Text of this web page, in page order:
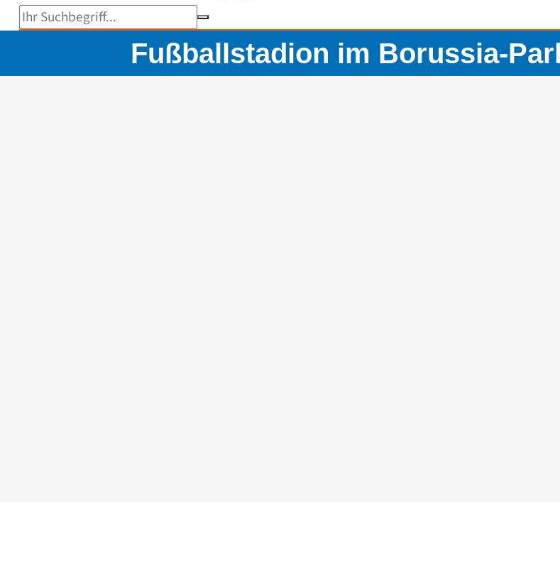
Suchbegriff eingeben
Fußballstadion im Borussia-